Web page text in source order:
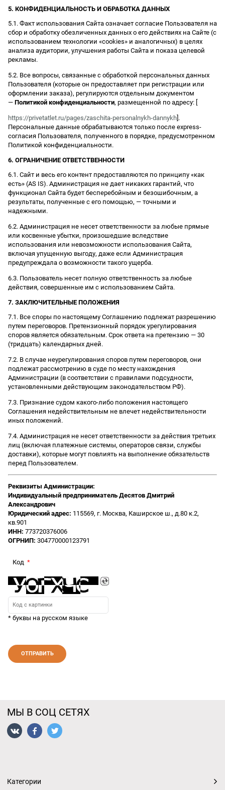
5. КОНФИДЕНЦИАЛЬНОСТЬ И ОБРАБОТКА ДАННЫХ
5.1. Факт использования Сайта означает согласие Пользователя на
сбор и обработку обезличенных данных о его действиях на Сайте (с
использованием технологии «cookies» и аналогичных) в целях
анализа аудитории, улучшения работы Сайта и показа целевой
рекламы.
5.2. Все вопросы, связанные с обработкой персональных данных
Пользователя (которые он предоставляет при регистрации или
оформлении заказа), регулируются отдельным документом
— Политикой конфиденциальности, размещенной по адресу: [
https://privetatlet.ru/pages/zaschita-personalnykh-dannykh ].
Персональные данные обрабатываются только после express-
согласия Пользователя, полученного в порядке, предусмотренном
Политикой конфиденциальности.
6. ОГРАНИЧЕНИЕ ОТВЕТСТВЕННОСТИ
6.1. Сайт и весь его контент предоставляются по принципу «как
есть» (AS IS). Администрация не дает никаких гарантий, что
функционал Сайта будет бесперебойным и безошибочным, а
результаты, полученные с его помощью, — точными и
надежными.
6.2. Администрация не несет ответственности за любые прямые
или косвенные убытки, произошедшие вследствие
использования или невозможности использования Сайта,
включая упущенную выгоду, даже если Администрация
предупреждала о возможности такого ущерба.
6.3. Пользователь несет полную ответственность за любые
действия, совершенные им с использованием Сайта.
7. ЗАКЛЮЧИТЕЛЬНЫЕ ПОЛОЖЕНИЯ
7.1. Все споры по настоящему Соглашению подлежат разрешению
путем переговоров. Претензионный порядок урегулирования
споров является обязательным. Срок ответа на претензию — 30
(тридцать) календарных дней.
7.2. В случае неурегулирования споров путем переговоров, они
подлежат рассмотрению в суде по месту нахождения
Администрации (в соответствии с правилами подсудности,
установленными действующим законодательством РФ).
7.3. Признание судом какого-либо положения настоящего
Соглашения недействительным не влечет недействительности
иных положений.
7.4. Администрация не несет ответственности за действия третьих
лиц (включая платежные системы, операторов связи, службы
доставки), которые могут повлиять на выполнение обязательств
перед Пользователем.
Реквизиты Администрации:
Индивидуальный предприниматель Десятов Дмитрий
Александрович
Юридический адрес: 115569, г. Москва, Каширское ш., д.80 к.2,
кв.901
ИНН: 773720376006
ОГРНИП: 304770000123791
Код
* буквы на русском языке
МЫ В СОЦ СЕТЯХ
Категории